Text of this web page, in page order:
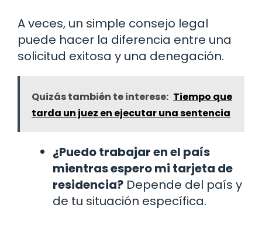
A veces, un simple consejo legal
puede hacer la diferencia entre una
solicitud exitosa y una denegación.
Quizás también te interese: Tiempo que
tarda un juez en ejecutar una sentencia
¿Puedo trabajar en el país
mientras espero mi tarjeta de
residencia? Depende del país y
de tu situación específica.